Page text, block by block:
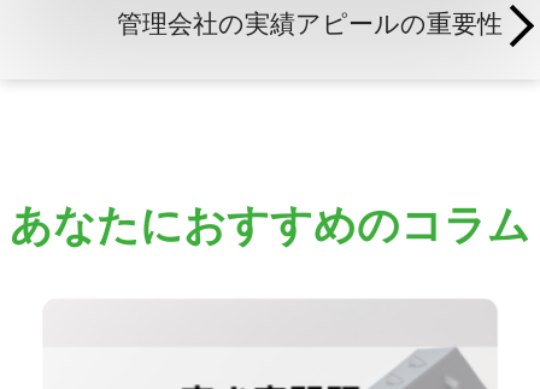
管理会社の実績アピールの重要性
あなたにおすすめのコラム